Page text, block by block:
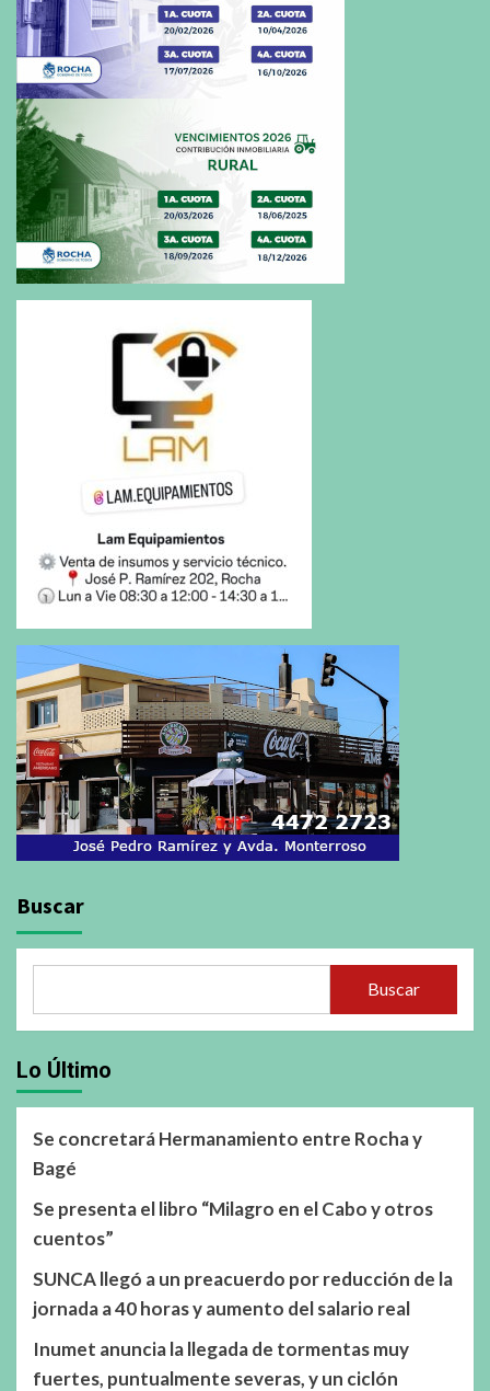
Buscar
Buscar
Lo Último
Se concretará Hermanamiento entre Rocha y
Bagé
Se presenta el libro “Milagro en el Cabo y otros
cuentos”
SUNCA llegó a un preacuerdo por reducción de la
jornada a 40 horas y aumento del salario real
Inumet anuncia la llegada de tormentas muy
fuertes, puntualmente severas, y un ciclón